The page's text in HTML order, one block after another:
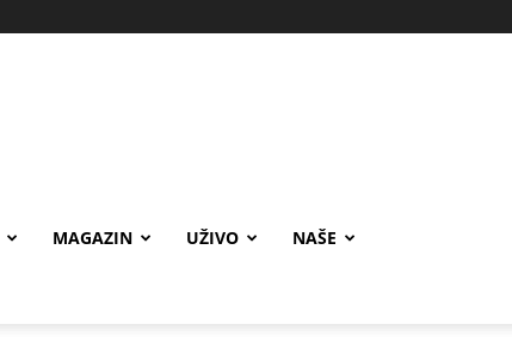
MAGAZIN UŽIVO NAŠE